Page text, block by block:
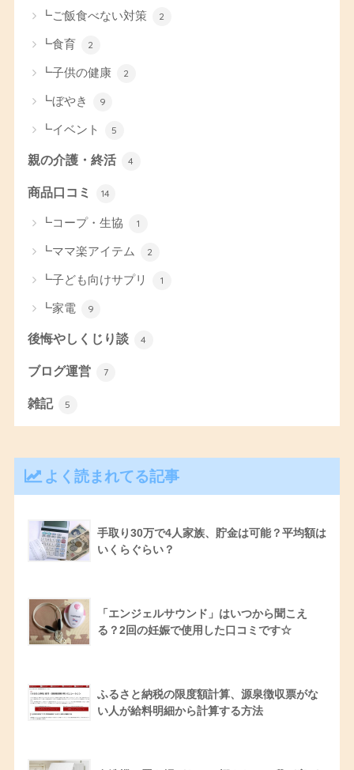
┗ご飯食べない対策 2
┗食育 2
┗子供の健康 2
┗ぼやき 9
┗イベント 5
親の介護・終活 4
商品口コミ 14
┗コープ・生協 1
┗ママ楽アイテム 2
┗子ども向けサプリ 1
┗家電 9
後悔やしくじり談 4
ブログ運営 7
雑記 5
よく読まれてる記事
手取り30万で4人家族、貯金は可能？平均額は
いくらぐらい？
「エンジェルサウンド」はいつから聞こえ
る？2回の妊娠で使用した口コミです☆
ふるさと納税の限度額計算、源泉徴収票がな
い人が給料明細から計算する方法